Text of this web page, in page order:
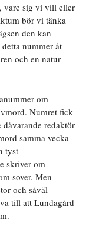
vare sig vi vill eller
bör vi tänka
den kan
nummer åt
och en natur
om
Numret fick
redaktör
samma vecka
tyst
skriver om
sover. Men
och såväl
till att Lundagård